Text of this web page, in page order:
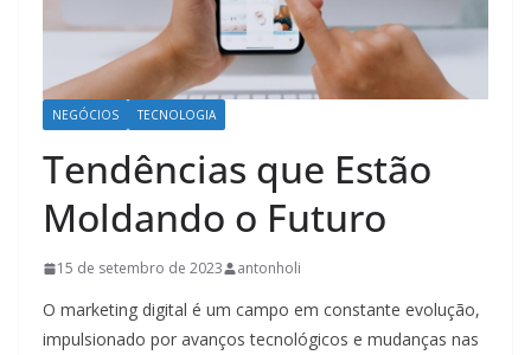
NEGÓCIOS TECNOLOGIA
Tendências que Estão
Moldando o Futuro
15 de setembro de 2023 antonholi
O marketing digital é um campo em constante evolução,
impulsionado por avanços tecnológicos e mudanças nas